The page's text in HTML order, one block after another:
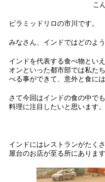
こ
ピラミッドリロの市川です。
みなさん、インドではどのよ
インドを代表する食べ物とい
オンといった都市部では私た
べる事ができて、意外と食に
さて今回はインドの食の中で
料理に注目したいと思います。
インドにはレストランがたく
屋台のお店が至る所にあります